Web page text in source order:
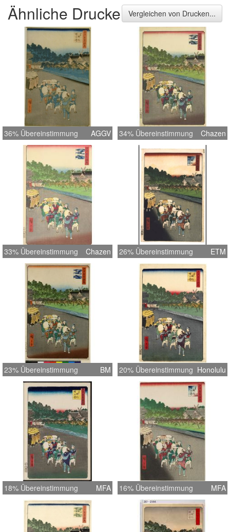
Ähnliche Drucke Vergleichen von Drucken...
36% Übereinstimmung AGGV 34% Übereinstimmung Chazen
33% Übereinstimmung Chazen 26% Übereinstimmung ETM
23% Übereinstimmung BM 20% Übereinstimmung Honolulu
18% Übereinstimmung MFA 16% Übereinstimmung MFA